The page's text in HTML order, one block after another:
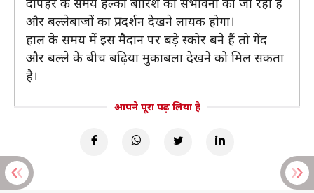
और बल्लेबाजों का प्रदर्शन देखने लायक होगा।
हाल के समय में इस मैदान पर बड़े स्कोर बने हैं तो गेंद
और बल्ले के बीच बढ़िया मुकाबला देखने को मिल सकता
है।
आपने पूरा पढ़ लिया है